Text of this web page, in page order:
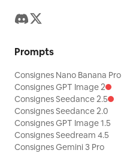
Prompts
Consignes Nano Banana Pro
Consignes GPT Image 2
Consignes Seedance 2.5
Consignes Seedance 2.0
Consignes GPT Image 1.5
Consignes Seedream 4.5
Consignes Gemini 3 Pro